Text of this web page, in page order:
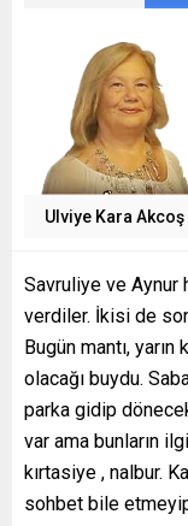
Ulviye Kara Akcoş
Savruliye ve Aynur
verdiler. İkisi de
Bugün mantı, yarın
olacağı buydu.
parka gidip
var ama bunların
kırtasiye , nalbur.
sohbet bile